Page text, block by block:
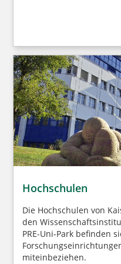
Hochschulen
Die Hochschulen von
den
PRE-Uni-Park befinden
miteinbeziehen.